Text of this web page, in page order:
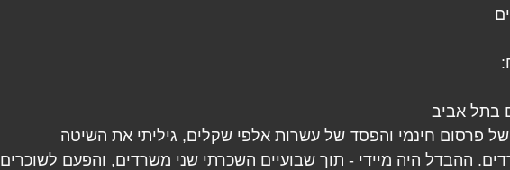
בתל אביב
פרסום חינמי והפסד של עשרות אלפי שקלים, גיליתי את השיטה
ההבדל היה מיידי - תוך שבועיים השכרתי שני משרדים, והפעם לשוכרים